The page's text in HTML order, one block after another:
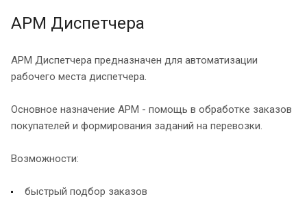
АРМ Диспетчера
АРМ Диспетчера предназначен для автоматизации
рабочего места диспетчера.
Основное назначение АРМ - помощь в обработке заказов
покупателей и формирования заданий на перевозки.
Возможности:
быстрый подбор заказов